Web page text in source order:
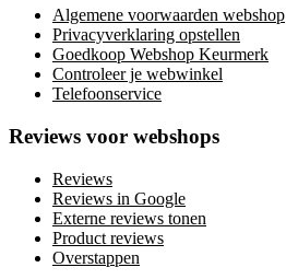
Algemene voorwaarden webshop
Privacyverklaring opstellen
Goedkoop Webshop Keurmerk
Controleer je webwinkel
Telefoonservice
Reviews voor webshops
Reviews
Reviews in Google
Externe reviews tonen
Product reviews
Overstappen